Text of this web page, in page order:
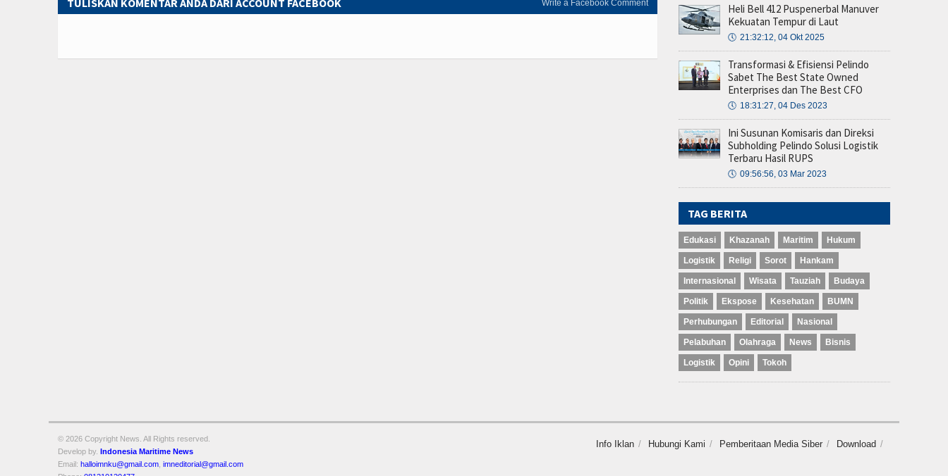
Write a Facebook Comment
TULISKAN KOMENTAR ANDA DARI ACCOUNT FACEBOOK
Heli Bell 412 Puspenerbal Manuver
Kekuatan Tempur di Laut
🕔 21:32:12, 04 Okt 2025
Transformasi & Efisiensi Pelindo
Sabet The Best State Owned
Enterprises dan The Best CFO
🕔 18:31:27, 04 Des 2023
Ini Susunan Komisaris dan Direksi
Subholding Pelindo Solusi Logistik
Terbaru Hasil RUPS
🕔 09:56:56, 03 Mar 2023
TAG BERITA
Edukasi Khazanah Maritim Hukum
Logistik Religi Sorot Hankam
Internasional Wisata Tauziah Budaya
Politik Ekspose Kesehatan BUMN
Perhubungan Editorial Nasional
Pelabuhan Olahraga News Bisnis
Logistik Opini Tokoh
Info Iklan Hubungi Kami Pemberitaan Media Siber Download
© 2026 Copyright News. All Rights reserved.
Develop by. Indonesia Maritime News
Email: halloimnku@gmail.com imneditorial@gmail.com